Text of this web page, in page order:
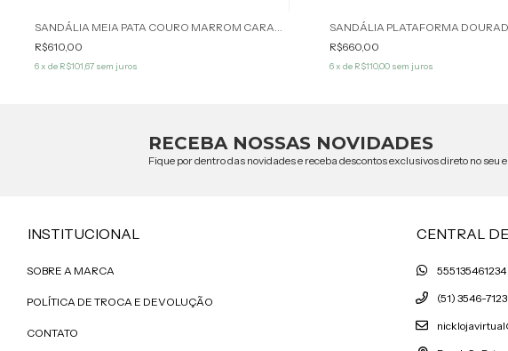
R$610,00
6 x de R$101,67 sem juros
R$660,00
6 x de R$110,00 sem juros
RECEBA NOSSAS NOVIDADES
Fique por dentro das novidades e receba descontos exclusivos direto no seu
INSTITUCIONAL
SOBRE A MARCA
POLÍTICA DE TROCA E DEVOLUÇÃO
CONTATO
CENTRAL
555135461234
(51) 3546-7123